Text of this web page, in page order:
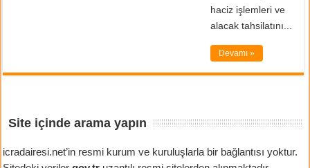
haciz işlemleri ve
alacak tahsilatını...
Devamı »
Site içinde arama yapın
icradairesi.net’in resmi kurum ve kuruluşlarla bir bağlantısı yoktur.